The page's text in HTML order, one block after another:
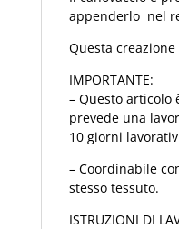
appenderlo nel
Questa
IMPORTANTE:
– Questo articolo
prevede una
10 giorni
– Coordinabile
stesso tessuto.
ISTRUZIONI DI